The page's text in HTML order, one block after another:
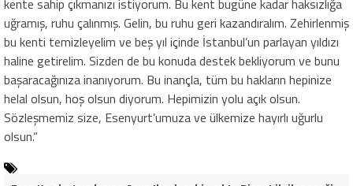
kente sahip çıkmanızı istiyorum. Bu kent bugüne kadar haksızlığa
uğramış, ruhu çalınmış. Gelin, bu ruhu geri kazandıralım. Zehirlenmiş
bu kenti temizleyelim ve beş yıl içinde İstanbul’un parlayan yıldızı
haline getirelim. Sizden de bu konuda destek bekliyorum ve bunu
başaracağınıza inanıyorum. Bu inançla, tüm bu hakların hepinize
helal olsun, hoş olsun diyorum. Hepimizin yolu açık olsun.
Sözleşmemiz size, Esenyurt’umuza ve ülkemize hayırlı uğurlu
olsun.”